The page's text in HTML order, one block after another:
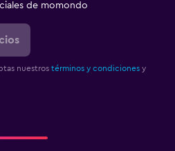
de momondo
nuestros términos y condiciones y